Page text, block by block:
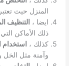
المنزل حيث
ايضا ، التنظيف
ذلك الأماكن
كذلك ،
استخدام
وآمنة مثل الخل